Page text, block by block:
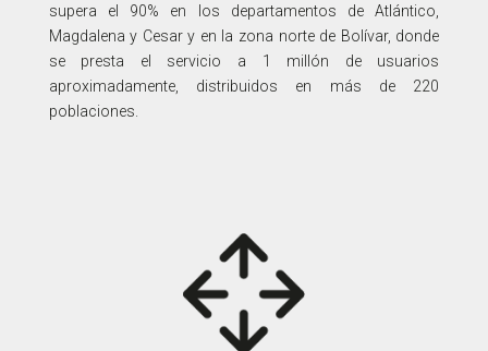
supera el 90% en los departamentos de Atlántico,
Magdalena y Cesar y en la zona norte de Bolívar, donde
se presta el servicio a 1 millón de usuarios
aproximadamente, distribuidos en más de 220
poblaciones.